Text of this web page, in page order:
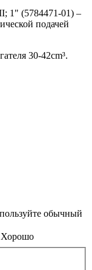
1" (5784471-01) –
подачей
30-42cm³.
обычный
Хорошо